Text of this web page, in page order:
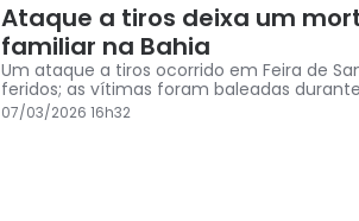
Ataque a tiros deixa um
familiar na Bahia
Um ataque a tiros ocorrido em Feira de
feridos; as vítimas foram baleadas
07/03/2026 16h32